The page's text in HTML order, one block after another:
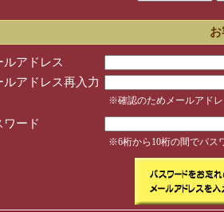
ルアドレス
ルアドレス再入力
※確認のためメールアド
ワード
※6桁から10桁の間でパス